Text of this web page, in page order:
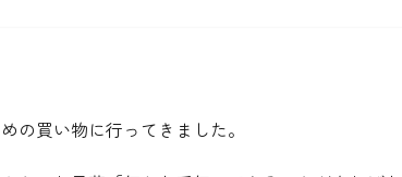
の買い物に行ってきました。